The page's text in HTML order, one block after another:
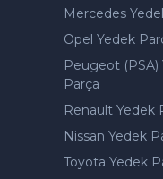
Mercedes
Opel Yedek
Peugeot (PSA)
Parça
Renault Yedek
Nissan Yedek
Toyota Yedek